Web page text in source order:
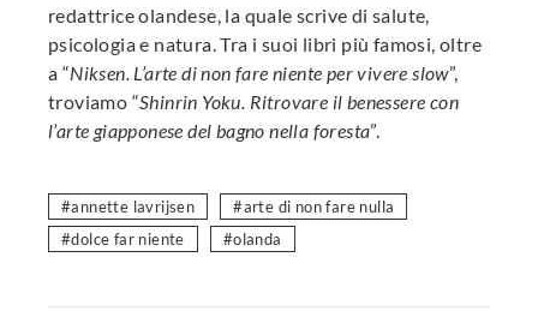
redattrice olandese, la quale scrive di salute,
psicologia e natura. Tra i suoi libri più famosi, oltre
a “Niksen. L’arte di non fare niente per vivere slow”,
troviamo “Shinrin Yoku. Ritrovare il benessere con
l’arte giapponese del bagno nella foresta”.
annette lavrijsen
arte di non fare nulla
dolce far niente
olanda